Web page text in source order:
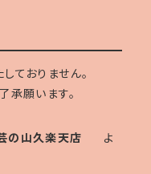
ておりません。
承願います。
の山久楽天店
よ